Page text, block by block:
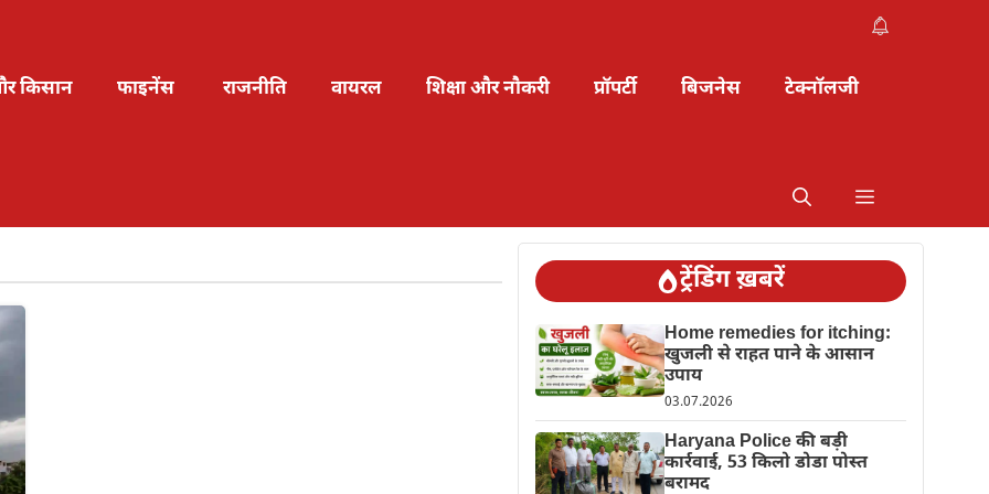
किसान फाइनेंस राजनीति वायरल शिक्षा और नौकरी प्रॉपर्टी बिजनेस टेक्नॉलजी
ट्रेंडिंग ख़बरें
Home remedies for itching:
खुजली से राहत पाने के आसान
उपाय
03.07.2026
Haryana Police की बड़ी
कार्रवाई, 53 किलो डोडा पोस्त
बरामद